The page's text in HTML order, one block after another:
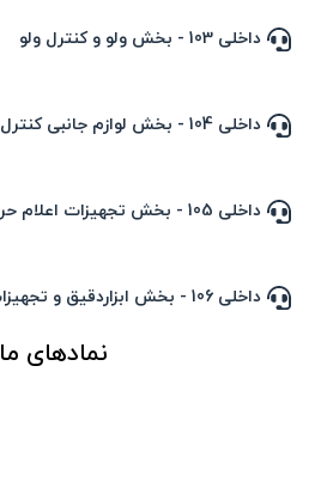
داخلی 103 - بخش ولو و کنترل ولو
داخلی 104 - بخش لوازم جانبی کنترل ولو
داخلی 105 - بخش تجهیزات اعلام حریق
داخلی 106 - بخش ابزاردقیق و تجهیزات کالیبره
نمادهای ما